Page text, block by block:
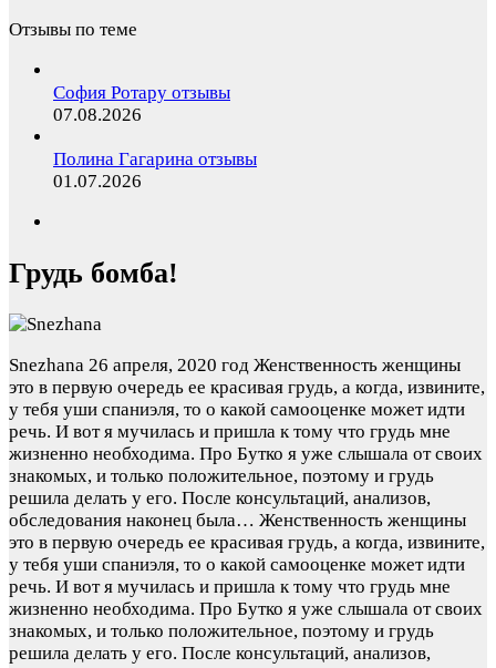
Отзывы по теме
София Ротару отзывы
07.08.2026
Полина Гагарина отзывы
01.07.2026
Грудь бомба!
Snezhana 26 апреля, 2020 год Женственность женщины
это в первую очередь ее красивая грудь, а когда, извините,
у тебя уши спаниэля, то о какой самооценке может идти
речь. И вот я мучилась и пришла к тому что грудь мне
жизненно необходима. Про Бутко я уже слышала от своих
знакомых, и только положительное, поэтому и грудь
решила делать у его. После консультаций, анализов,
обследования наконец была… Женственность женщины
это в первую очередь ее красивая грудь, а когда, извините,
у тебя уши спаниэля, то о какой самооценке может идти
речь. И вот я мучилась и пришла к тому что грудь мне
жизненно необходима. Про Бутко я уже слышала от своих
знакомых, и только положительное, поэтому и грудь
решила делать у его. После консультаций, анализов,